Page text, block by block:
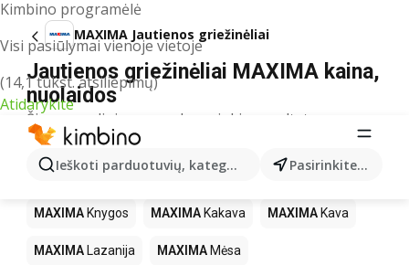
Kimbino programėlė
Visi pasiūlymai vienoje vietoje
(14,1 tūkst. atsiliepimų)
Atidarykite
Ieškoti parduotuvių, kategorijų, produktų... Pasirinkite miestą
MAXIMA Jautienos griežinėliai
Jautienos griežinėliai MAXIMA kaina,
nuolaidos
Šiuo pavadinimu neradome jokių rezultatų
Kiti produktai parduotuvėse MAXIMA
MAXIMA LEGO MAXIMA Gėrimai MAXIMA
MAXIMA Knygos MAXIMA Kakava MAXIMA Kava
MAXIMA Lazanija MAXIMA Mėsa